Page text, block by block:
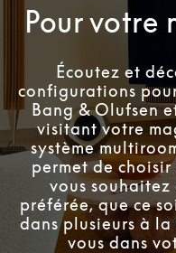
Pour votre
Écoutez et
configurations
Bang & Olufsen
visitant votre
système
permet de
vous souhaitez
préférée, que ce
dans plusieurs à
vous dans